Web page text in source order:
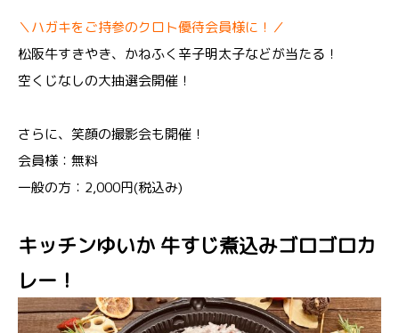
＼ハガキをご持参のクロト優待会員様に！／
松阪牛すきやき、かねふく辛子明太子などが当たる！
空くじなしの大抽選会開催！
さらに、笑顔の撮影会も開催！
会員様：無料
一般の方：2,000円(税込み)
キッチンゆいか 牛すじ煮込みゴロゴロカ
レー！